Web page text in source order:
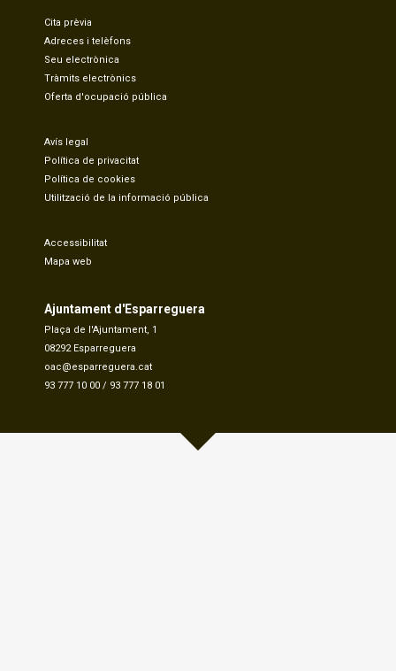
Cita prèvia
Adreces i telèfons
Seu electrònica
Tràmits electrònics
Oferta d'ocupació pública
Avís legal
Política de privacitat
Política de cookies
Utilització de la informació pública
Accessibilitat
Mapa web
Ajuntament d'Esparreguera
Plaça de l'Ajuntament, 1
08292 Esparreguera
oac@esparreguera.cat
93 777 10 00 / 93 777 18 01